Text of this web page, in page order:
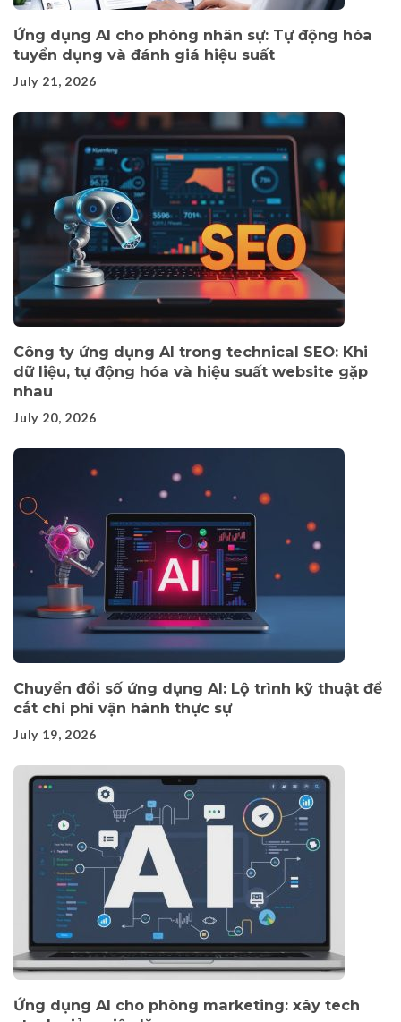
Ứng dụng AI cho phòng nhân sự: Tự động hóa
tuyển dụng và đánh giá hiệu suất
July 21, 2026
Công ty ứng dụng AI trong technical SEO: Khi
dữ liệu, tự động hóa và hiệu suất website gặp
nhau
July 20, 2026
Chuyển đổi số ứng dụng AI: Lộ trình kỹ thuật để
cắt chi phí vận hành thực sự
July 19, 2026
Ứng dụng AI cho phòng marketing: xây tech